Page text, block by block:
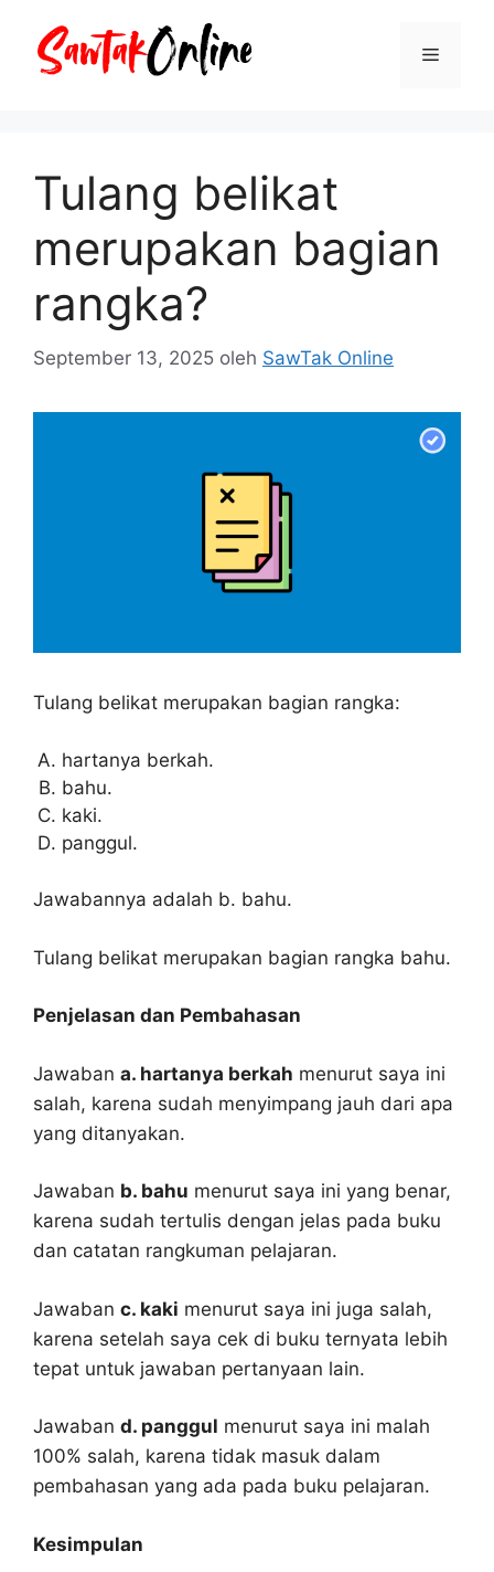
Menu
Tulang belikat
merupakan bagian
rangka?
September 13, 2025 oleh SawTak Online
Tulang belikat merupakan bagian rangka:
hartanya berkah.
bahu.
kaki.
panggul.
Jawabannya adalah b. bahu.
Tulang belikat merupakan bagian rangka bahu.
Penjelasan dan Pembahasan
Jawaban a. hartanya berkah menurut saya ini
salah, karena sudah menyimpang jauh dari apa
yang ditanyakan.
Jawaban b. bahu menurut saya ini yang benar,
karena sudah tertulis dengan jelas pada buku
dan catatan rangkuman pelajaran.
Jawaban c. kaki menurut saya ini juga salah,
karena setelah saya cek di buku ternyata lebih
tepat untuk jawaban pertanyaan lain.
Jawaban d. panggul menurut saya ini malah
100% salah, karena tidak masuk dalam
pembahasan yang ada pada buku pelajaran.
Kesimpulan